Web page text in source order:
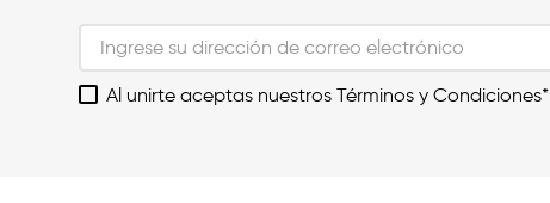
Al unirte aceptas nuestros Términos y Condiciones*